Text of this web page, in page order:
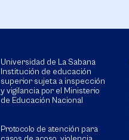
Universidad de La Sabana
Institución de educación
superior sujeta a inspección
y vigilancia por el Ministerio
de Educación Nacional
Protocolo de atención para